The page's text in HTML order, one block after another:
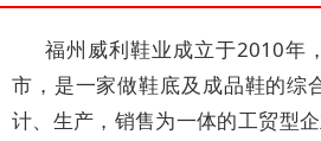
福州威利鞋业成立于2010年
市，是一家做鞋底及成品鞋的综
计、生产，销售为一体的工贸型